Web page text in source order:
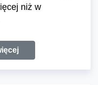
niż w